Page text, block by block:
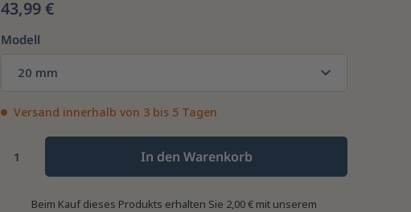
43,99 €
Modell
20 mm
Versand innerhalb von 3 bis 5 Tagen
In den Warenkorb
Beim Kauf dieses Produkts erhalten Sie 2,00 € mit unserem